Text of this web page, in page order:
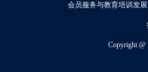
会员服务与教育培训发
Copyright